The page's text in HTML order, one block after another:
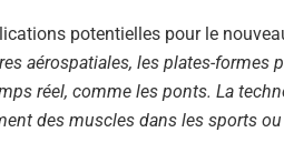
potentielles pour le
aérospatiales, les plates-formes
réel, comme les ponts. La
des muscles dans les sports